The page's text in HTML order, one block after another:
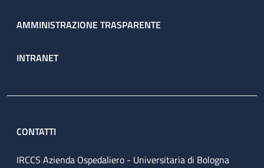
AMMINISTRAZIONE TRASPARENTE
INTRANET
CONTATTI
IRCCS Azienda Ospedaliero - Universitaria di Bologna